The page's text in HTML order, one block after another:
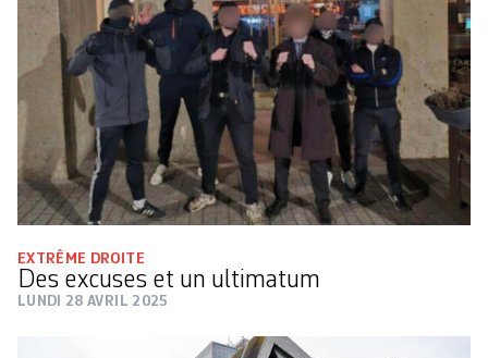
EXTRÊME DROITE
Des excuses et un ultimatum
LUNDI 28 AVRIL 2025